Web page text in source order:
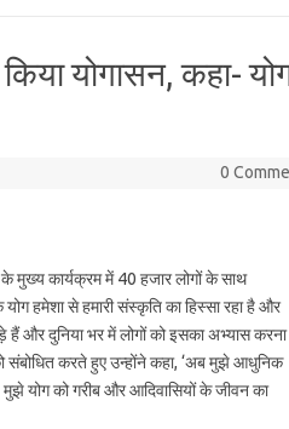
योगासन, कहा-
0
के मुख्य कार्यक्रम में 40 हजार लोगों के साथ
योग हमेशा से हमारी संस्कृति का हिस्सा रहा है और
हैं और दुनिया भर में लोगों को इसका अभ्यास करना
संबोधित करते हुए उन्होंने कहा, ‘अब मुझे आधुनिक
मुझे योग को गरीब और आदिवासियों के जीवन का